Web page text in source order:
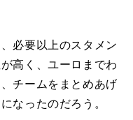
必要以上のスタメン
高く、ユーロまでわ
チームをまとめあげ
なったのだろう。